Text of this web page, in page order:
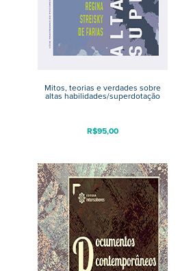
Mitos, teorias e verdades sobre
altas habilidades/superdotação
R$95,00